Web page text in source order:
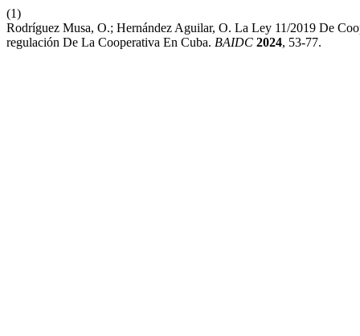
(1)
Rodríguez Musa, O.; Hernández Aguilar, O. La Ley 11/2019 De
regulación De La Cooperativa En Cuba. BAIDC 2024, 53-77.